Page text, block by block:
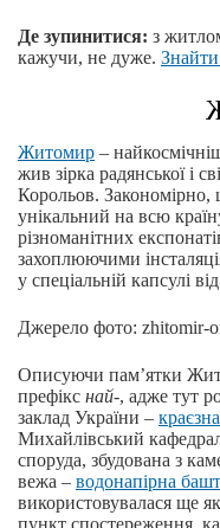
Де зупинитися: з
кажучи, не дуже.
Житомир –
жив зірка радянської і
Корольов.
унікальний на всю
різноманітних
захоплюючими
у спеціальній капсулі
Джерело фото: zhitomir-
Описуючи пам’ятки
префікс най-, адже тут
заклад України –
Михайлівський
споруда, збудована з
вежа – водонапірна
використовувалася ще
пункт спостереження,